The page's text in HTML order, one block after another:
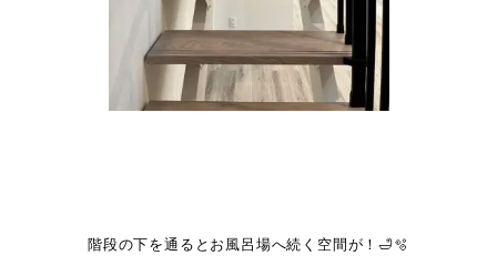
階段の下を通るとお風呂場へ続く空間が！🛁🫧